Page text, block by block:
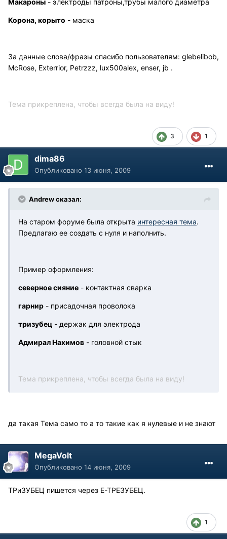
Макароны - электроды патроны,трубы малого диаметра
Корона, корыто - маска
За данные слова/фразы спасибо пользователям: glebelibob,
McRose, Exterrior, Petrzzz, lux500alex, enser, jb .
Тема прикреплена, чтобы всегда была на виду!
3 1
dima86
Опубликовано 13 июня, 2009
Andrew сказал:
На старом форуме была открыта интересная тема.
Предлагаю ее создать с нуля и наполнить.
Пример оформления:
северное сияние - контактная сварка
гарнир - присадочная проволока
тризубец - держак для электрода
Адмирал Нахимов - головной стык
Тема прикреплена, чтобы всегда была на виду!
да такая Тема само то а то такие как я нулевые и не знают
MegaVolt
Опубликовано 14 июня, 2009
ТРиЗУБЕЦ пишется через Е-ТРЕЗУБЕЦ.
1